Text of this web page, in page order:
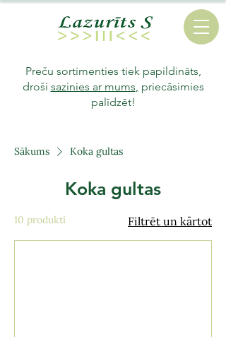
Preču sortimenties tiek papildināts,
droši sazinies ar mums, priecāsimies
palīdzēt!
Sākums Koka gultas
Koka gultas
10 produkti Filtrēt un kārtot